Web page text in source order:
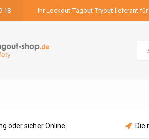
18 Ihr Lockout-Tagout-Tryout lieferant
oder sicher Online Die